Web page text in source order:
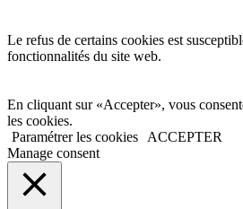
Le refus de certains cookies est
fonctionnalités du site web.
En cliquant sur «Accepter», vous
les cookies.
Paramétrer les cookies
ACCEPTER
Manage consent